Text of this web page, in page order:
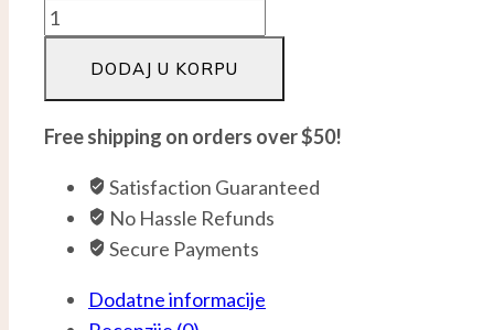
Cartier
burma
prsten
-
Srebro
količina
DODAJ U KORPU
Free shipping on orders over $50!
Satisfaction Guaranteed
No Hassle Refunds
Secure Payments
Dodatne informacije